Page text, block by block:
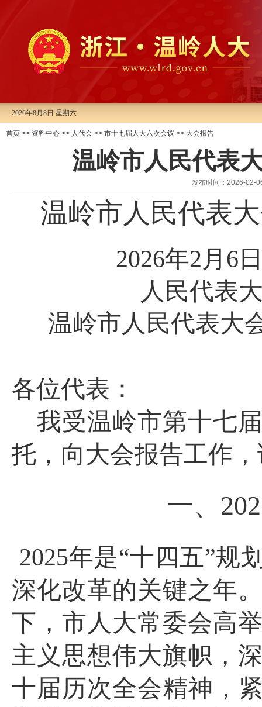
2026年8月8日 星期六
首页 >> 资料中心 >> 人代会 >> 市十七届人大六次会议 >> 大会报告
温岭市人民代表
发布时间：2026-
温岭市人民代表
2026年2 月 6
人民代表
温岭市人民代表大
各位代表：
我受温岭市第十七
托，向大会报告工作
一、
2025年是“十四五”规
深化改革的关键之年
下，市人大常委会高
主义思想伟大旗帜，
十届历次全会精神，